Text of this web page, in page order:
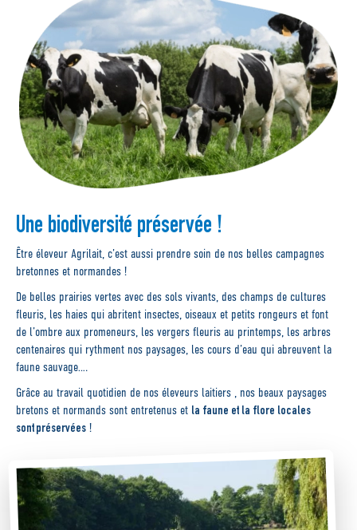
Une biodiversité préservée !
Être éleveur Agrilait, c’est aussi prendre soin de nos belles campagnes
bretonnes et normandes !
De belles prairies vertes avec des sols vivants, des champs de cultures
fleuris, les haies qui abritent insectes, oiseaux et petits rongeurs et font
de l’ombre aux promeneurs, les vergers fleuris au printemps, les arbres
centenaires qui rythment nos paysages, les cours d’eau qui abreuvent la
faune sauvage….
Grâce au travail quotidien de nos éleveurs laitiers , nos beaux paysages
bretons et normands sont entretenus et la faune et la flore locales
sont préservées !